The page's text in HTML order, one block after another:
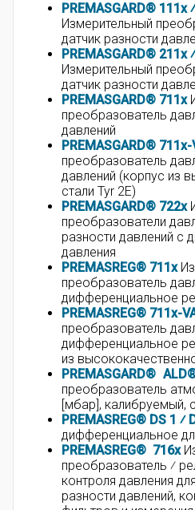
PREMASGARD® 111x
Измерительный
датчик разности
PREMASGARD® 211x
Измерительный
датчик разности
PREMASGARD® 711x
преобразователь
давлений
PREMASGARD® 711x-
преобразователь
давлений (корпус из
стали Tyr 2E)
PREMASGARD® 722x
преобразователи
разности давлений с
давления
PREMASREG® 711x
преобразователь
дифференциальное
PREMASREG® 711x-
преобразователь
дифференциальное
из
PREMASGARD®
преобразователь
[мбар], калибруемый,
PREMASREG® DS 1 ⁄
дифференциальное
PREMASREG® 716x
преобразователь ⁄
контроля давления
разности давлений,